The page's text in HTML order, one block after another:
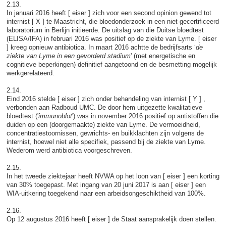
2.13.
In januari 2016 heeft [ eiser ] zich voor een second opinion gewend tot
internist [ X ] te Maastricht, die bloedonderzoek in een niet-gecertificeerd
laboratorium in Berlijn initieerde. De uitslag van die Duitse bloedtest
(ELISA/IFA) in februari 2016 was positief op de ziekte van Lyme. [ eiser
] kreeg opnieuw antibiotica. In maart 2016 achtte de bedrijfsarts ‘de
ziekte van Lyme in een gevorderd stadium' (met energetische en
cognitieve beperkingen) definitief aangetoond en de besmetting mogelijk
werkgerelateerd.
2.14.
Eind 2016 stelde [ eiser ] zich onder behandeling van internist [ Y ] ,
verbonden aan Radboud UMC. De door hem uitgezette kwalitatieve
bloedtest ('immunoblot') was in november 2016 positief op antistoffen die
duiden op een (doorgemaakte) ziekte van Lyme. De vermoeidheid,
concentratiestoornissen, gewrichts- en buikklachten zijn volgens de
internist, hoewel niet alle specifiek, passend bij de ziekte van Lyme.
Wederom werd antibiotica voorgeschreven.
2.15.
In het tweede ziektejaar heeft NVWA op het loon van [ eiser ] een korting
van 30% toegepast. Met ingang van 20 juni 2017 is aan [ eiser ] een
WIA-uitkering toegekend naar een arbeidsongeschiktheid van 100%.
2.16.
Op 12 augustus 2016 heeft [ eiser ] de Staat aansprakelijk doen stellen.